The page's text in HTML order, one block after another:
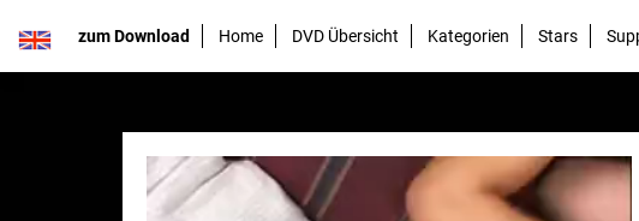
zum Download Home DVD Übersicht Kategorien Stars